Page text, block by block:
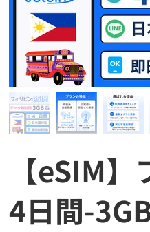
【eSIM
4日間-